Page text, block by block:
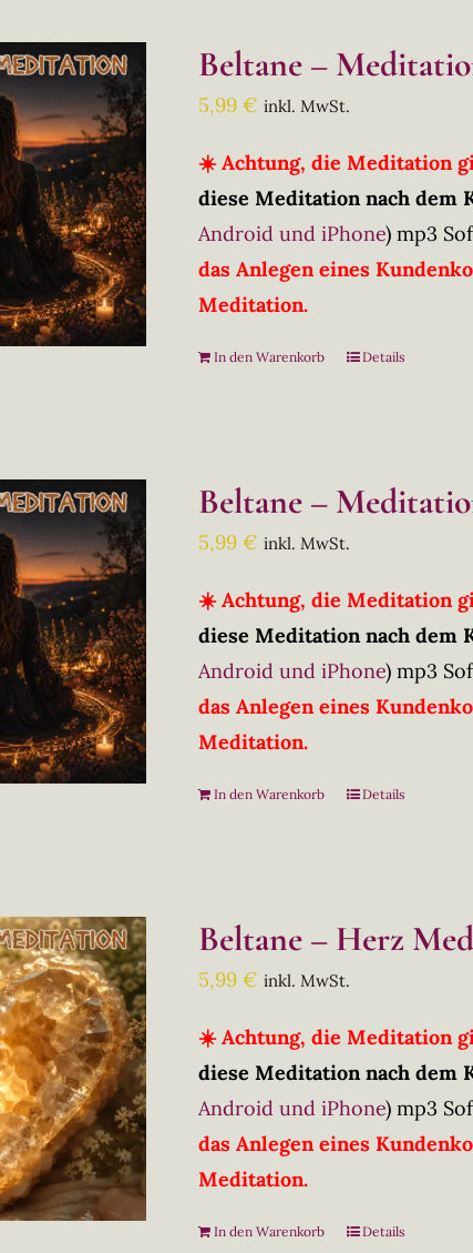
Beltane –
5,99€ inkl. MwSt.
☀️ Achtung, die Meditation
diese Meditation nach dem
Android und iPhone) mp3
das Anlegen eines
Meditation.
In den Warenkorb Details
Beltane –
5,99€ inkl. MwSt.
☀️ Achtung, die Meditation
diese Meditation nach dem
Android und iPhone) mp3
das Anlegen eines
Meditation.
In den Warenkorb Details
Beltane – Herz
5,99€ inkl. MwSt.
☀️ Achtung, die Meditation
diese Meditation nach dem
Android und iPhone) mp3
das Anlegen eines
Meditation.
In den Warenkorb Details